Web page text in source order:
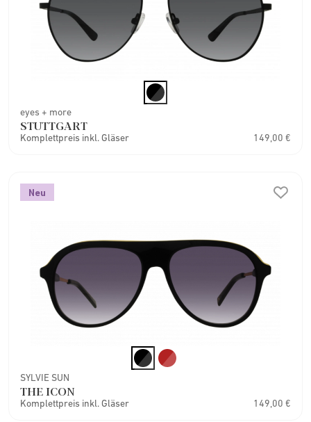
eyes + more
STUTTGART
Komplettpreis inkl. Gläser 149,00 €
Neu
SYLVIE SUN
THE ICON
Komplettpreis inkl. Gläser 149,00 €